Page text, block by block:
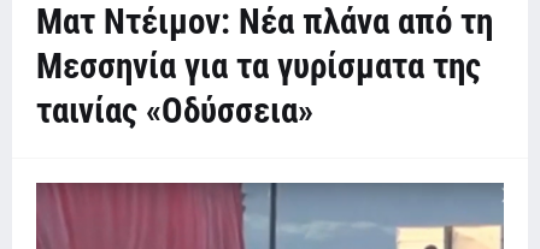
Ματ Ντέιμον: Νέα πλάνα από τη
Μεσσηνία για τα γυρίσματα της
ταινίας «Οδύσσεια»